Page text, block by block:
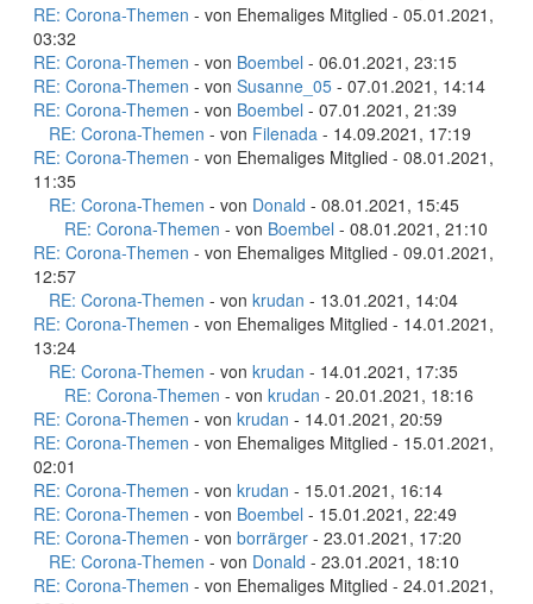
RE: Corona-Themen - von Ehemaliges Mitglied - 05.01.2021,
03:32
RE: Corona-Themen - von Boembel - 06.01.2021, 23:15
RE: Corona-Themen - von Susanne_05 - 07.01.2021, 14:14
RE: Corona-Themen - von Boembel - 07.01.2021, 21:39
RE: Corona-Themen - von Filenada - 14.09.2021, 17:19
RE: Corona-Themen - von Ehemaliges Mitglied - 08.01.2021,
11:35
RE: Corona-Themen - von Donald - 08.01.2021, 15:45
RE: Corona-Themen - von Boembel - 08.01.2021, 21:10
RE: Corona-Themen - von Ehemaliges Mitglied - 09.01.2021,
12:57
RE: Corona-Themen - von krudan - 13.01.2021, 14:04
RE: Corona-Themen - von Ehemaliges Mitglied - 14.01.2021,
13:24
RE: Corona-Themen - von krudan - 14.01.2021, 17:35
RE: Corona-Themen - von krudan - 20.01.2021, 18:16
RE: Corona-Themen - von krudan - 14.01.2021, 20:59
RE: Corona-Themen - von Ehemaliges Mitglied - 15.01.2021,
02:01
RE: Corona-Themen - von krudan - 15.01.2021, 16:14
RE: Corona-Themen - von Boembel - 15.01.2021, 22:49
RE: Corona-Themen - von borrärger - 23.01.2021, 17:20
RE: Corona-Themen - von Donald - 23.01.2021, 18:10
RE: Corona-Themen - von Ehemaliges Mitglied - 24.01.2021,